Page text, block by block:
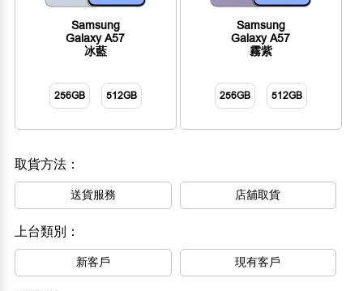
Samsung
Galaxy A57
冰藍
256GB 512GB
Samsung
Galaxy A57
霧紫
256GB 512GB
取貨方法：
送貨服務 店舖取貨
上台類別：
新客戶 現有客戶